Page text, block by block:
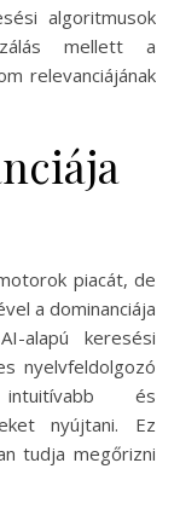
algoritmusok
mellett a
relevanciájának
piacát, de
a dominanciája
alapú keresési
nyelvfeldolgozó
és
nyújtani. Ez
tudja megőrizni